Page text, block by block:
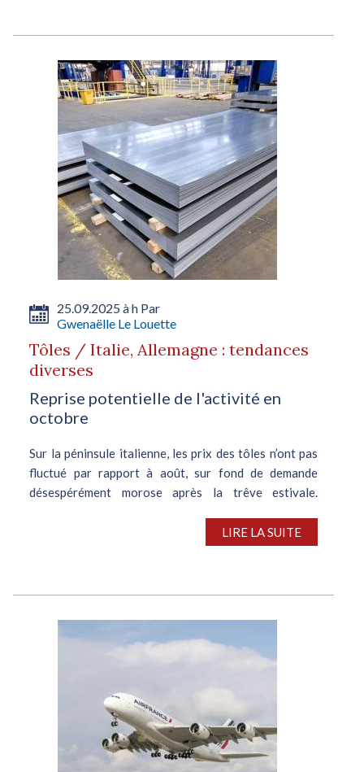
25.09.2025 à h Par
Gwenaëlle Le Louette
Tôles / Italie, Allemagne : tendances
diverses
Reprise potentielle de l'activité en
octobre
Sur la péninsule italienne, les prix des tôles n’ont pas
fluctué par rapport à août, sur fond de demande
désespérément morose après la trêve estivale.
LIRE LA SUITE